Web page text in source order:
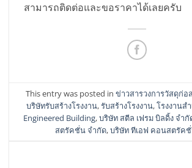
สามารถติดต่อและขอราคาได้เลยครับ
This entry was posted in ข่าวสารวงการวัสดุก่อ
บริษัทรับสร้างโรงงาน,รับสร้างโรงงาน,โรงงานส
Engineered Building,บริษัท สตีล เฟรม บิลดิ้ง จำ
สตรัคชั่น จำกัด,บริษัท ทีเอฟ คอนสตรัค